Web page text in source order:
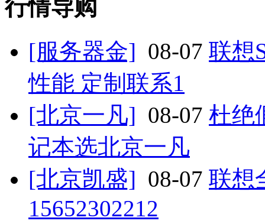
行情导购
[服务器金] 08-07 联想
性能 定制联系1
[北京一凡] 08-07 杜绝
记本选北京一凡
[北京凯盛] 08-07 联想
15652302212